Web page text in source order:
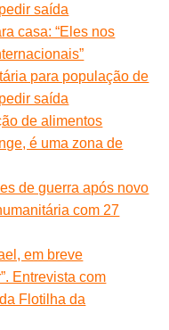
saída
casa: “Eles nos
para população de
saída
de alimentos
é uma zona de
de guerra após novo
com 27
em breve
Entrevista com
Flotilha da